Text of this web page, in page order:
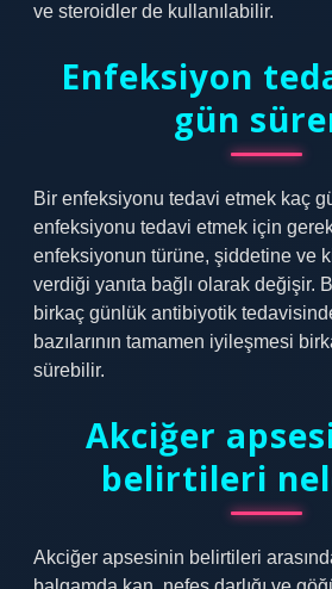
ve steroidler de kullanılabilir.
Enfeksiyon
gün
Bir enfeksiyonu tedavi etmek kaç
enfeksiyonu tedavi etmek için
enfeksiyonun türüne, şiddetine ve
verdiği yanıta bağlı olarak değişir.
birkaç günlük antibiyotik
bazılarının tamamen iyileşmesi
sürebilir.
Akciğer
belirtileri
Akciğer apsesinin belirtileri